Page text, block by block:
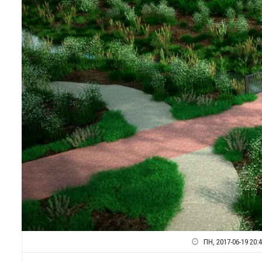
ПН, 2017-06-19